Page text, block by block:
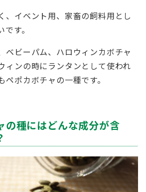
、イベント用、家畜の飼料用とし
す。
ベビーパム、ハロウィンカボチャ
ィンの時にランタンとして使われ
ペポカボチャの一種です。
の種にはどんな成分が含